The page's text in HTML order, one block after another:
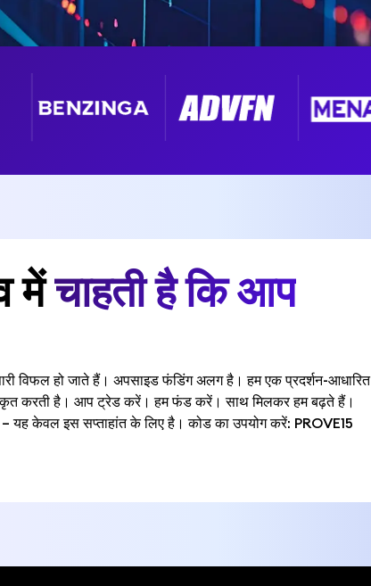
मेंचाहती है कि आप
विफल हो जाते हैं। अपसाइड फंडिंग अलग है। हम एक प्रदर्शन-आधारित
करती है। आप ट्रेड करें। हम फंड करें। साथ मिलकर हम बढ़ते हैं।
केवल इस सप्ताहांत के लिए है। कोड का उपयोग करें: PROVE15